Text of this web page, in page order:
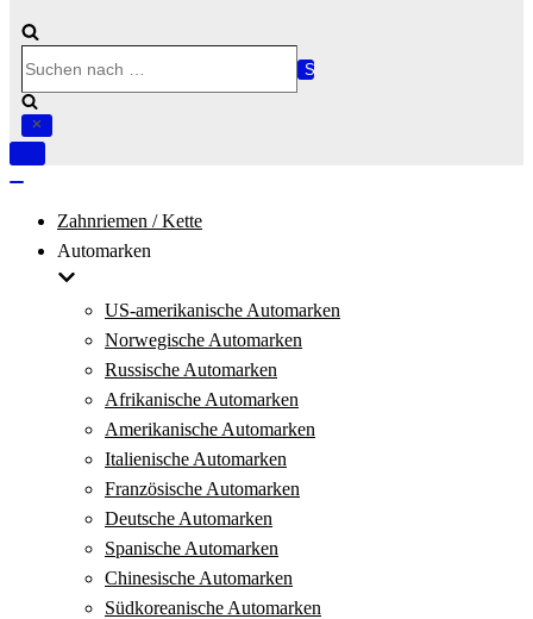
nach …
Navigation
Zahnriemen / Kette
Automarken
US-amerikanische Automarken
Norwegische Automarken
Russische Automarken
Afrikanische Automarken
Amerikanische Automarken
Italienische Automarken
Französische Automarken
Deutsche Automarken
Spanische Automarken
Chinesische Automarken
Südkoreanische Automarken